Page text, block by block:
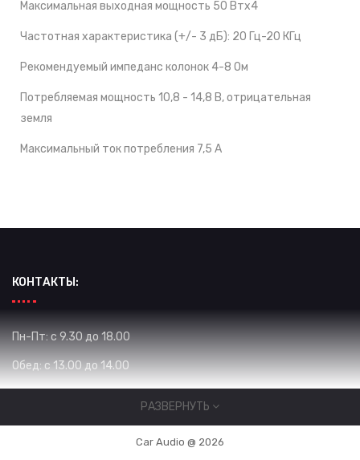
Максимальная выходная мощность 50 Втx4
Частотная характеристика (+/- 3 дБ): 20 Гц-20 КГц
Рекомендуемый импеданс колонок 4-8 Ом
Потребляемая мощность 10,8 - 14,8 В, отрицательная
земля
Максимальный ток потребления 7,5 A
КОНТАКТЫ:
Пн-Пт: с 9.30 до 18.00
Обед: с 13.00 до 14.00
Вс: Выходной
РАЗВЕРНУТЬ
Car Audio @ 2026